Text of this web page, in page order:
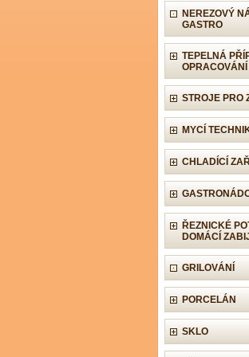
NEREZOVÝ
GASTRO
TEPELNÁ
OPRACOVÁNÍ
STROJE PRO
MYCÍ
CHLADÍCÍ
ŘEZNICKÉ
DOMÁCÍ
GRILOVÁNÍ
PORCELÁN
SKLO